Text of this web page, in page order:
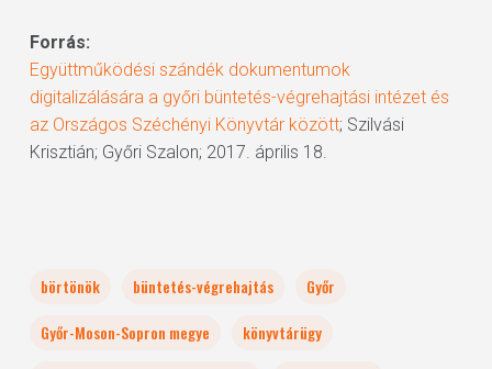
Forrás:
Együttműködési szándék dokumentumok
digitalizálására a győri büntetés-végrehajtási intézet és
az Országos Széchényi Könyvtár között; Szilvási
Krisztián; Győri Szalon; 2017. április 18.
börtönök büntetés-végrehajtás
Győr
Győr-Moson-Sopron megye
könyvtárügy